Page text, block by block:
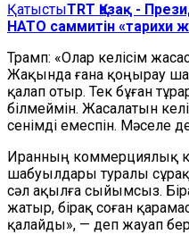
ҚатыстыTRT Қазақ -
НАТО саммитін «тарихи
Трамп: «Олар келісім
Жақында ғана қоңырау
қалап отыр. Тек бұған
білмеймін. Жасалатын
сенімді емеспін. Мәселе
Иранның коммерциялық
шабуылдары туралы
сәл ақылға сыйымсыз.
жатыр, бірақ соған
қалайды», — деп жауап